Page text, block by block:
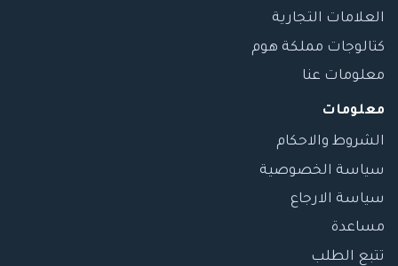
العلامات التجارية
كتالوجات مملكة هوم
معلومات عنا
معلومات
الشروط والاحكام
سياسة الخصوصية
سياسة الارجاع
مساعدة
تتبع الطلب